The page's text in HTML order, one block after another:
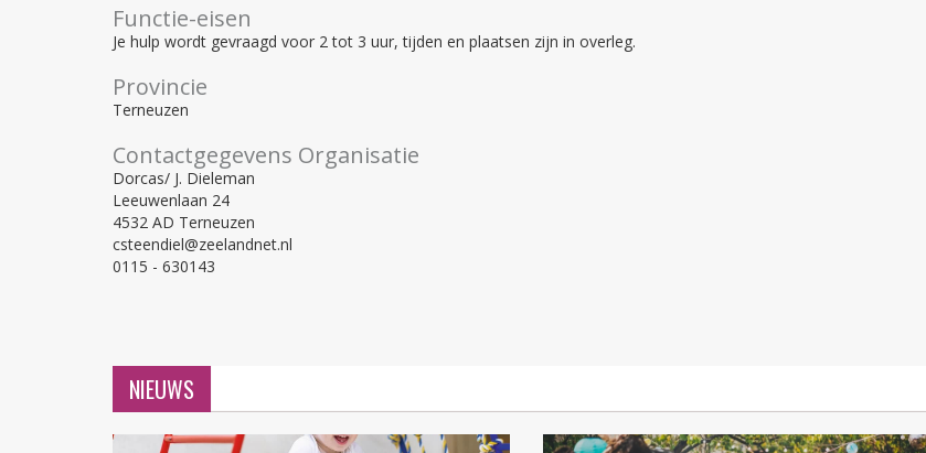
Functie-eisen
Je hulp wordt gevraagd voor 2 tot 3 uur, tijden en plaatsen zijn in overleg.
Provincie
Terneuzen
Contactgegevens Organisatie
Dorcas/ J. Dieleman
Leeuwenlaan 24
4532 AD Terneuzen
csteendiel@zeelandnet.nl
0115 - 630143
NIEUWS